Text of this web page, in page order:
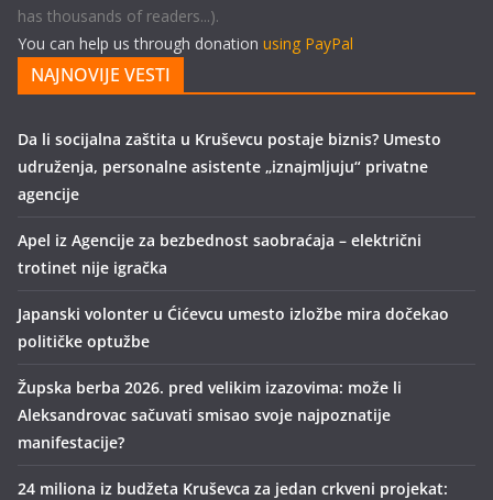
has thousands of readers...).
You can help us through donation using PayPal
NAJNOVIJE VESTI
Da li socijalna zaštita u Kruševcu postaje biznis? Umesto
udruženja, personalne asistente „iznajmljuju“ privatne
agencije
Apel iz Agencije za bezbednost saobraćaja – električni
trotinet nije igračka
Japanski volonter u Ćićevcu umesto izložbe mira dočekao
političke optužbe
Župska berba 2026. pred velikim izazovima: može li
Aleksandrovac sačuvati smisao svoje najpoznatije
manifestacije?
24 miliona iz budžeta Kruševca za jedan crkveni projekat: